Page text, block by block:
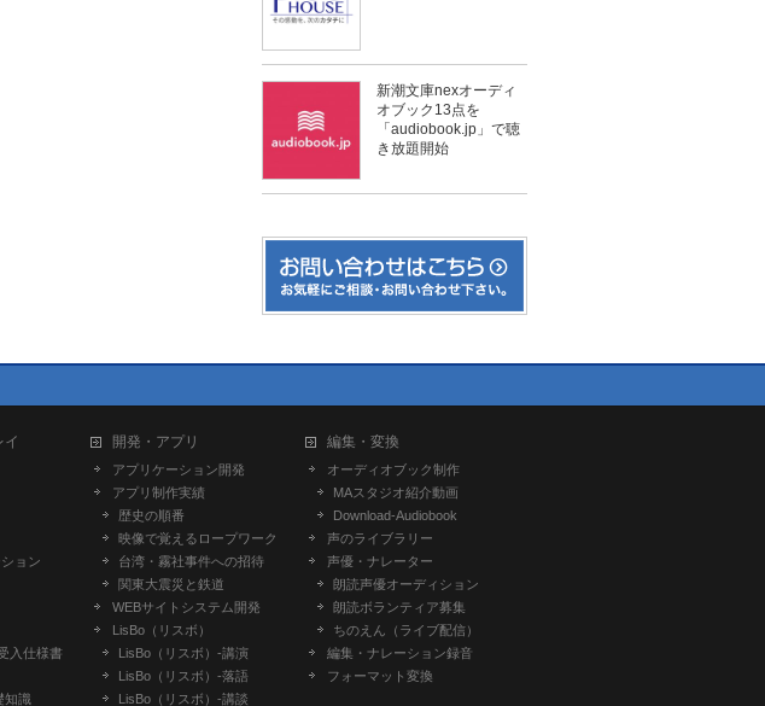
新潮文庫nexオーディ
オブック13点を
「audiobook.jp」で聴
き放題開始
イ
ョン
入仕様書
知識
開発・アプリ
アプリケーション開発
アプリ制作実績
歴史の順番
映像で覚えるロープワーク
台湾・霧社事件への招待
関東大震災と鉄道
WEBサイトシステム開発
LisBo（リスボ）
LisBo（リスボ）-講演
LisBo（リスボ）-落語
LisBo（リスボ）-講談
編集・変換
オーディオブック制作
MAスタジオ紹介動画
Download-Audiobook
声のライブラリー
声優・ナレーター
朗読声優オーディション
朗読ボランティア募集
ちのえん（ライブ配信）
編集・ナレーション録音
フォーマット変換